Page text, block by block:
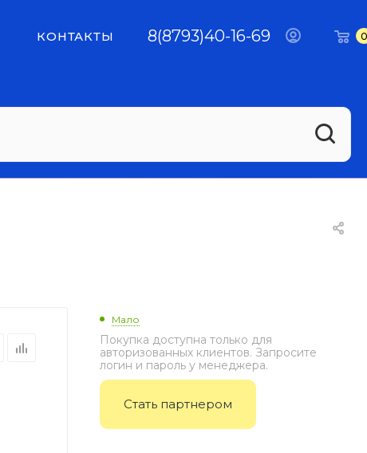
8(8793)40-16-69
КОНТАКТЫ 0
Мало
Покупка доступна только для
авторизованных клиентов. Запросите
логин и пароль у менеджера.
Стать партнером